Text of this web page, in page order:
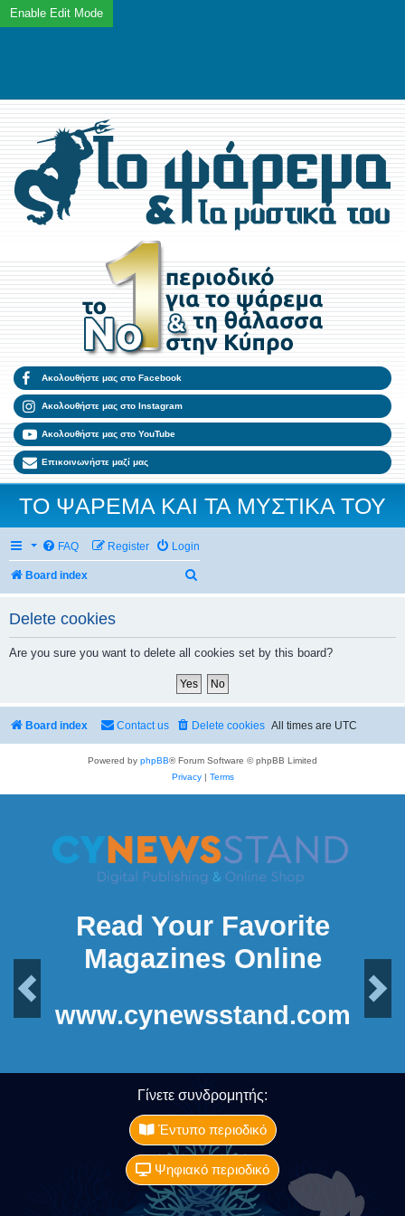
Ακολουθήστε μας στο Facebook
Ακολουθήστε μας στο Instagram
Ακολουθήστε μας στο YouTube
Επικοινωνήστε μαζί μας
ΤΟ ΨΑΡΕΜΑ ΚΑΙ ΤΑ ΜΥΣΤΙΚΑ ΤΟΥ
FAQ Login
Register
Board index
Delete cookies
Are you sure you want to delete all cookies set by this board?
Board index All times are UTC
Delete cookies
Contact us
Powered by phpBB® Forum Software © phpBB Limited
Privacy| Terms
Read Your Favorite
Magazines Online
Next
www.cynewsstand.com
Γίνετε συνδρομητής:
Έντυπο περιοδικό
Ψηφιακό περιοδικό